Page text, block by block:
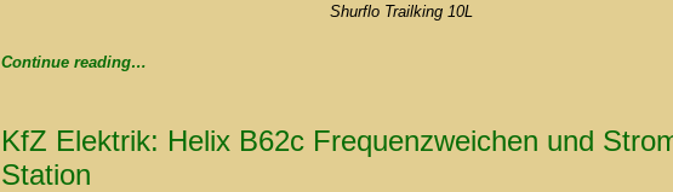
Shurflo Trailking 10L
Continue reading…
KfZ Elektrik: Helix B62c Frequenzweichen und
Station